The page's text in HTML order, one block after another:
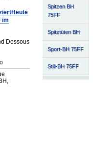
Spitzen BH
75FF
Spitztüten BH
Sport-BH 75FF
Still-BH 75FF
Heute
im
Dessous